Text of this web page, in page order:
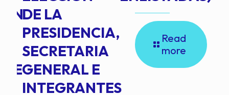
DE LA
PRESIDENCIA,
SECRETARIA
GENERAL E
INTEGRANTES
Read
more